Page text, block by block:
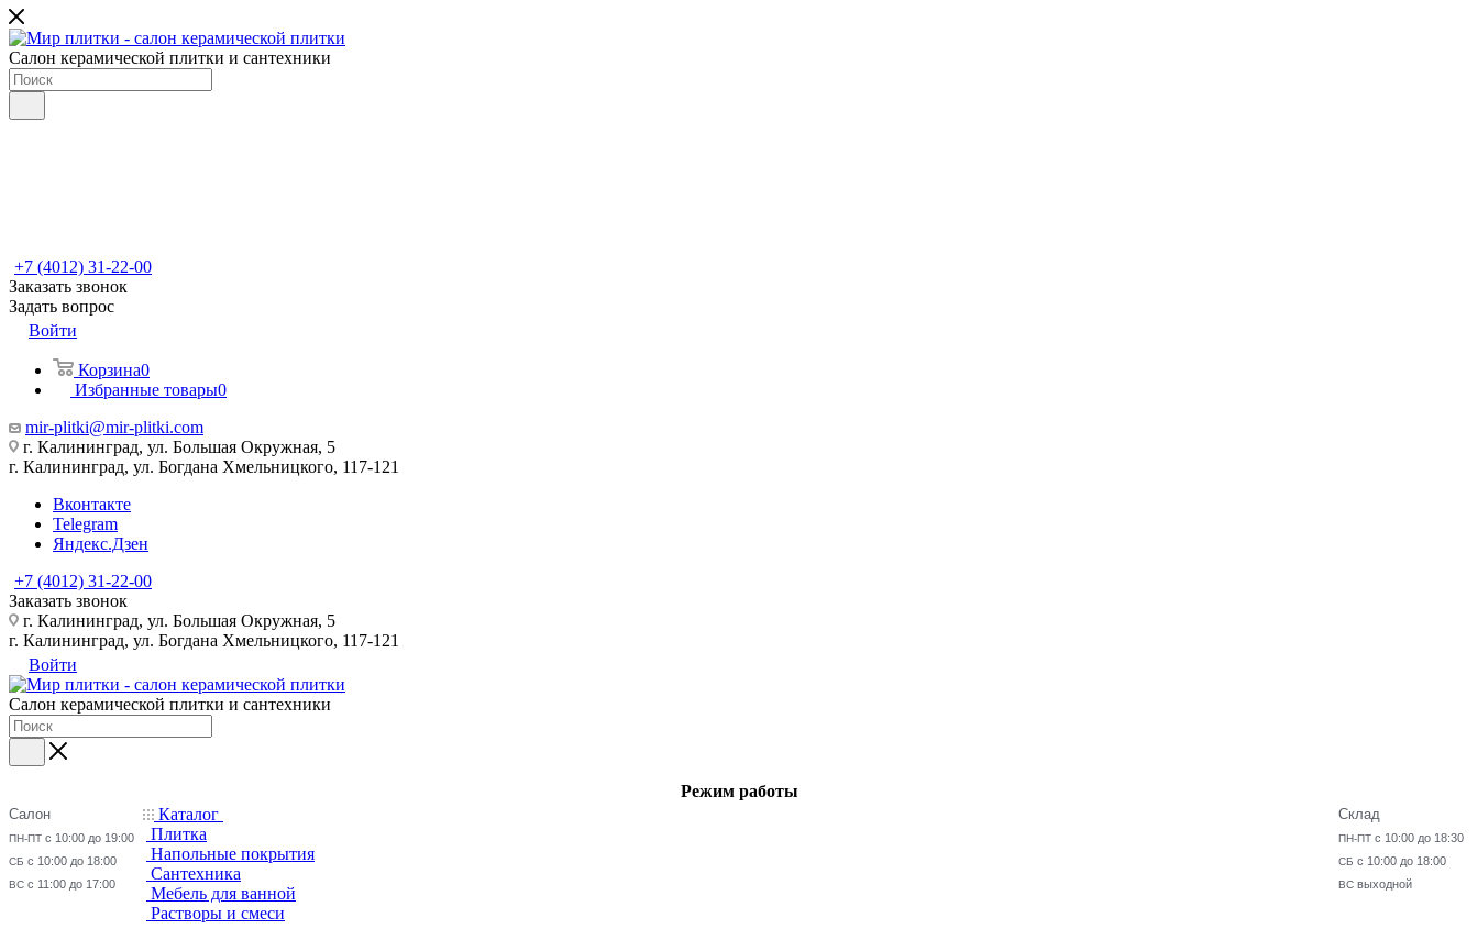
Салон керамической плитки и сантехники
+7 (4012) 31-22-00
Заказать звонок
Задать вопрос
Войти
Корзина0
Избранные товары0
mir-plitki@mir-plitki.com
г. Калининград, ул. Большая Окружная, 5
г. Калининград, ул. Богдана Хмельницкого, 117-121
Вконтакте
Telegram
Яндекс.Дзен
+7 (4012) 31-22-00
Заказать звонок
г. Калининград, ул. Большая Окружная, 5
г. Калининград, ул. Богдана Хмельницкого, 117-121
Войти
Салон керамической плитки и сантехники
Режим работы
Салон
ПН-ПТ с 10:00 до 19:00
СБ с 10:00 до 18:00
ВС с 11:00 до 17:00
Склад
ПН-ПТ с 10:00 до 18:30
СБ с 10:00 до 18:00
ВС выходной
Каталог
Плитка
Напольные покрытия
Сантехника
Мебель для ванной
Растворы и смеси